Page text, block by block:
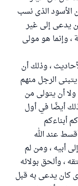
الأسود الذى نسب
يدعى إلى غير
، وإنما هو مولى
، وذلك أن
الرجل منهم
أن يتولى من
أيضًا في أول
أبناءكم
أقسط عند الله
إلى أبيه ، ومن لم
، وألحق بولائه
كان يدعى به قبل